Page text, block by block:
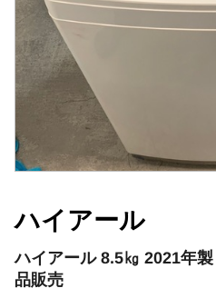
ハイアール
ハイアール 8.5㎏ 2021年
品販売